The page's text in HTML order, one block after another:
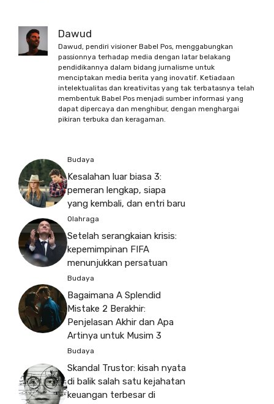
Dawud
Dawud, pendiri visioner Babel Pos, menggabungkan
passionnya terhadap media dengan latar belakang
pendidikannya dalam bidang jurnalisme untuk
menciptakan media berita yang inovatif. Ketiadaan
intelektualitas dan kreativitas yang tak terbatasnya telah
membentuk Babel Pos menjadi sumber informasi yang
dapat dipercaya dan menghibur, dengan menghargai
pikiran terbuka dan keragaman.
Budaya
Kesalahan luar biasa 3:
pemeran lengkap, siapa
yang kembali, dan entri baru
Olahraga
Setelah serangkaian krisis:
kepemimpinan FIFA
menunjukkan persatuan
Budaya
Bagaimana A Splendid
Mistake 2 Berakhir:
Penjelasan Akhir dan Apa
Artinya untuk Musim 3
Budaya
Skandal Trustor: kisah nyata
di balik salah satu kejahatan
keuangan terbesar di